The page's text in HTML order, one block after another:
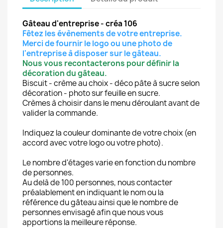
Gâteau d'entreprise- créa 106
Fêtez les évènements de votre entreprise.
Merci de fournir le logo ou une photo de
l'entreprise à disposer sur le gâteau.
Nous vous recontacterons pour définir la
décoration du gâteau.
Biscuit - crème au choix - déco pâte à sucre selon
décoration - photo sur feuille en sucre.
Crèmes à choisir dans le menu déroulant avant de
valider la commande.
Indiquez la couleur dominante de votre choix (en
accord avec votre logo ou votre photo).
Le nombre d'étages varie en fonction du nombre
de personnes.
Au delà de 100 personnes, nous contacter
préalablement en indiquant le nom ou la
référence du gâteau ainsi que le nombre de
personnes envisagé afin que nous vous
apportions la meilleure réponse.